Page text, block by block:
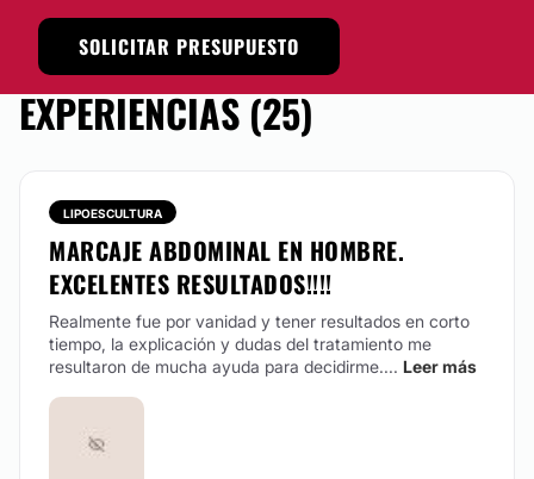
HIFU
Tratamientos faciales
Desde $ 1,500 hasta $ 6,000
Desde $ 400 hasta $ 600
Desde $ 1,000 hasta $ 1,500
Radiofrecuencia
Cavitación
Desde $ 800 hasta $ 1,500
SOLICITAR PRESUPUESTO
EXPERIENCIAS (25)
LIPOESCULTURA
MARCAJE ABDOMINAL EN HOMBRE.
EXCELENTES RESULTADOS!!!!
Realmente fue por vanidad y tener resultados en corto
tiempo, la explicación y dudas del tratamiento me
resultaron de mucha ayuda para decidirme.... Leer más